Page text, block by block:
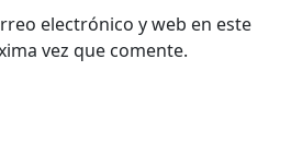
electrónico y web en este
vez que comente.